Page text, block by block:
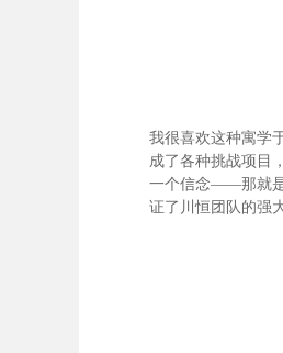
我很喜欢这种寓学
成了各种挑战项目
一个信念——那就是
证了川恒团队的强